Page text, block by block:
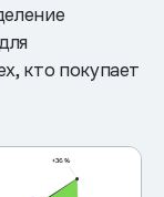
кто покупает